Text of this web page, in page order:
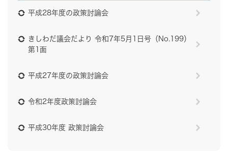
平成28年度の政策討論会
きしわだ議会だより 令和7年5月1日号（No.199）
第1面
平成27年度の政策討論会
令和2年度政策討論会
平成30年度 政策討論会